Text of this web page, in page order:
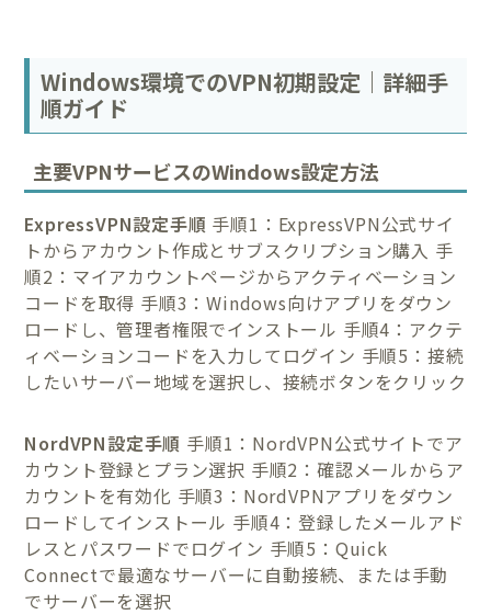
Windows環境でのVPN初期設定｜詳細手
順ガイド
主要VPNサービスのWindows設定方法
ExpressVPN設定手順 手順1：ExpressVPN公式サイ
トからアカウント作成とサブスクリプション購入 手
順2：マイアカウントページからアクティベーション
コードを取得 手順3：Windows向けアプリをダウン
ロードし、管理者権限でインストール 手順4：アクテ
ィベーションコードを入力してログイン 手順5：接続
したいサーバー地域を選択し、接続ボタンをクリック
NordVPN設定手順 手順1：NordVPN公式サイトでア
カウント登録とプラン選択 手順2：確認メールからア
カウントを有効化 手順3：NordVPNアプリをダウン
ロードしてインストール 手順4：登録したメールアド
レスとパスワードでログイン 手順5：Quick
Connectで最適なサーバーに自動接続、または手動
でサーバーを選択